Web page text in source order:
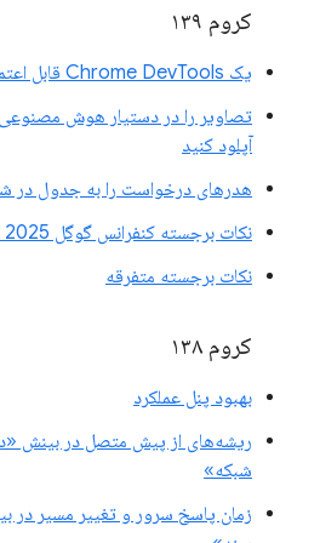
کروم ۱۳۹
یک Chrome DevTools قابل اعتمادتر و پربازده‌تر
تصاویر را در دستیار هوش
آپلود کنید
هدرهای درخواست را به جدول در
نکات برجسته کنفرانس گوگل I/O 2025 را ببینید
نکات برجسته متفرقه
کروم ۱۳۸
بهبود پنل عملکرد
ریشه‌های از پیش متصل در بینش
شبکه»
زمان پاسخ سرور و تغییر مسیر در